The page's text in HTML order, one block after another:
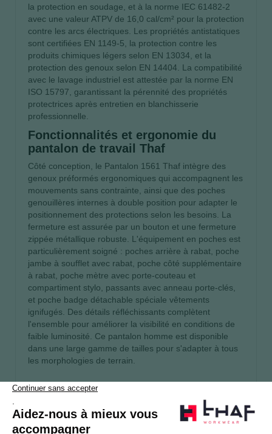
la protection en soudage, et à la norme IEC 61482-2
avec une valeur ATPV de 16,0 cal/cm² pour la protection
contre les arcs électriques. Les propriétés antistatiques
sont certifiées EN 1149-5, la protection contre les
produits chimiques légers selon EN 13034, et la
protection des genoux selon EN 14404. La compatibilité
avec le lavage industriel est attestée par la norme EN
ISO 15797, garantissant la pérennité des propriétés
protectrices après entretien en blanchisserie
professionnelle.
Fonctionnalités et ergonomie du
pantalon de travail Thaf
Côté conception, le Pantalon 1561 Thaf intègre des
genoux préformés ergonomiques qui accompagnent les
mouvements sans contrainte, ainsi que des poches
genouillères internes à double position pour adapter le
positionnement des protections selon les besoins. La
fermeture est assurée par un bouton et une fermeture
zippée métallique robuste. L'équipement en poches est
particulièrement soigné : poches arrière à rabat, poche
jambe à soufflet avec rabat, poche côté supplémentaire
à rabat, poche mètre avec porte-couteau et
compartiment stylo, passants avec anneau porte-clés,
et poche badge détachable spéciale vêtements
ignifugés. Des détails réfléchissants complètent
l'ensemble pour améliorer la visibilité en conditions de
faible luminosité. Ce pantalon homme est disponible
dans une large gamme de tailles pour s'adapter à tous
les morphologies de terrain.